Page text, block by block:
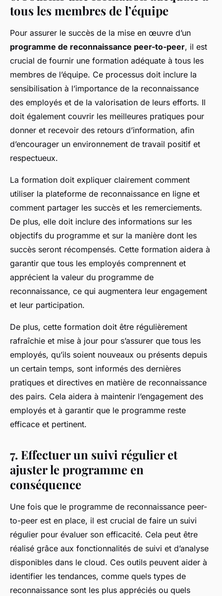
tous les membres de l’équipe
Pour assurer le succès de la mise en œuvre d’un
programme de reconnaissance peer-to-peer, il est
crucial de fournir une formation adéquate à tous les
membres de l’équipe. Ce processus doit inclure la
sensibilisation à l’importance de la reconnaissance
des employés et de la valorisation de leurs efforts. Il
doit également couvrir les meilleures pratiques pour
donner et recevoir des retours d’information, afin
d’encourager un environnement de travail positif et
respectueux.
La formation doit expliquer clairement comment
utiliser la plateforme de reconnaissance en ligne et
comment partager les succès et les remerciements.
De plus, elle doit inclure des informations sur les
objectifs du programme et sur la manière dont les
succès seront récompensés. Cette formation aidera à
garantir que tous les employés comprennent et
apprécient la valeur du programme de
reconnaissance, ce qui augmentera leur engagement
et leur participation.
De plus, cette formation doit être régulièrement
rafraîchie et mise à jour pour s’assurer que tous les
employés, qu’ils soient nouveaux ou présents depuis
un certain temps, sont informés des dernières
pratiques et directives en matière de reconnaissance
des pairs. Cela aidera à maintenir l’engagement des
employés et à garantir que le programme reste
efficace et pertinent.
7. Effectuer un suivi régulier et
ajuster le programme en
conséquence
Une fois que le programme de reconnaissance peer-
to-peer est en place, il est crucial de faire un suivi
régulier pour évaluer son efficacité. Cela peut être
réalisé grâce aux fonctionnalités de suivi et d’analyse
disponibles dans le cloud. Ces outils peuvent aider à
identifier les tendances, comme quels types de
reconnaissance sont les plus appréciés ou quels